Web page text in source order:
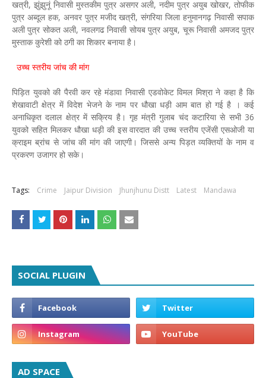
खत्री, झुंझुनूं निवासी मुस्तकीम पुत्र असगर अली, नदीम पुत्र अयुब खोखर, तोफीक
पुत्र अब्दूल हक, अनवर पुत्र मजीद खत्री, संगरिया जिला हनुमानगढ़ निवासी सपाक
अली पुत्र सोकत अली, नवलगढ निवासी सोयब पुत्र अयुब, चूरू निवासी अमजद पुत्र
मुस्ताक कुरेशी को ठगी का शिकार बनाया है।
उच्च स्तरीय जांच की मांग
पिड़ित युवको की पैरवी कर रहे मंडावा निवासी एडवोकेट विमल मिश्रा ने कहा है कि
शेखावाटी क्षेत्र में विदेश भेजने के नाम पर धौखा धड़ी आम बात हो गई है । कई
अनाधिकृत दलाल क्षेत्र में सक्रिय है। गृह मंत्री गुलाब चंद कटारिया से सभी 36
युवको सहित मिलकर धौखा धड़ी की इस वारदात की उच्च स्तरीय एजेंसी एसओजी या
क्राइम ब्रांच से जांच की मांग की जाएगी। जिससे अन्य पिड़त व्यक्तियों के नाम व
प्रकरण उजागर हो सके।
Tags: Crime Jaipur Division Jhunjhunu Distt Latest Mandawa
SOCIAL PLUGIN
AD SPACE